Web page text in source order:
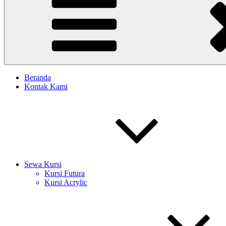
Beranda
Kontak Kami
Sewa Kursi
Kursi Futura
Kursi Acrylic